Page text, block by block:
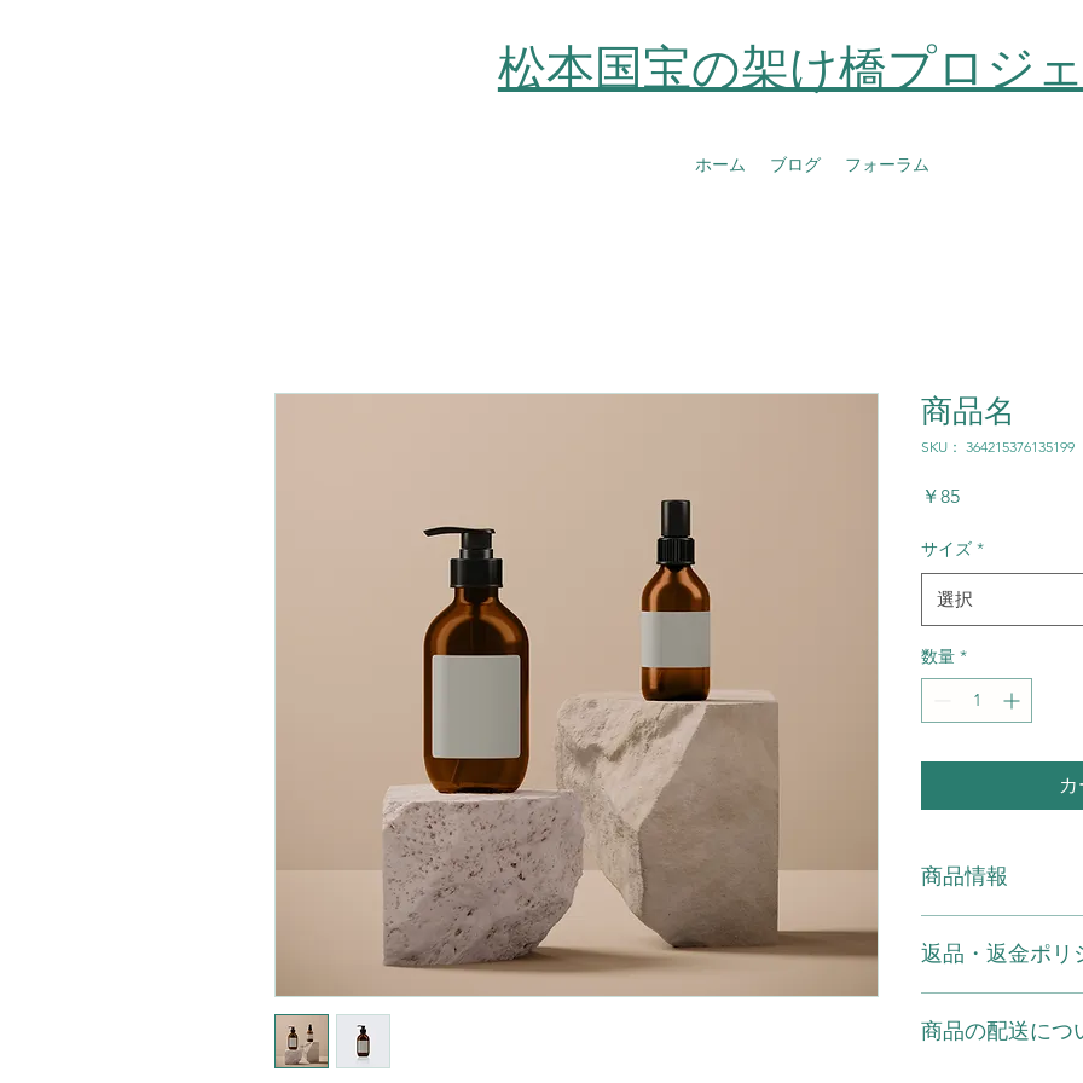
松本国宝の架け橋プロジ
ホーム ブログ フォーラム
商品名
SKU： 364215376135199
￥85価
サイズ *
選択
数量 *
商品情報
明に加え、商品の特
返品・返金ポリ
満足しなかった場合
商品の配送につ